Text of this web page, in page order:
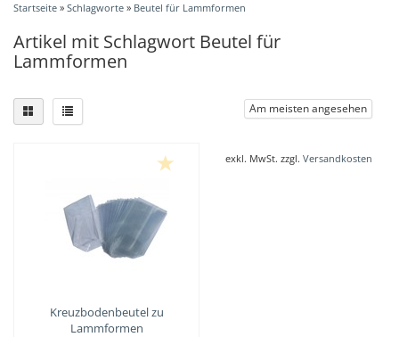
Startseite » Schlagworte » Beutel für Lammformen
Artikel mit Schlagwort Beutel für
Lammformen
Am meisten angesehen
Kreuzbodenbeutel zu
Lammformen
exkl. MwSt. zzgl. Versandkosten